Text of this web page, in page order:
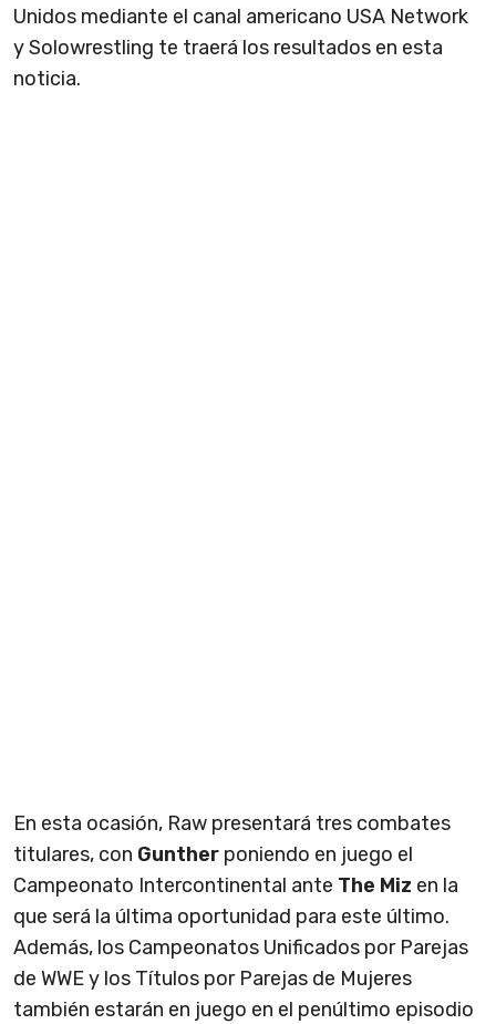
Unidos mediante el canal americano USA Network
y Solowrestling te traerá los resultados en esta
noticia.
En esta ocasión, Raw presentará tres combates
titulares, con Gunther poniendo en juego el
Campeonato Intercontinental ante The Miz en la
que será la última oportunidad para este último.
Además, los Campeonatos Unificados por Parejas
de WWE y los Títulos por Parejas de Mujeres
también estarán en juego en el penúltimo episodio